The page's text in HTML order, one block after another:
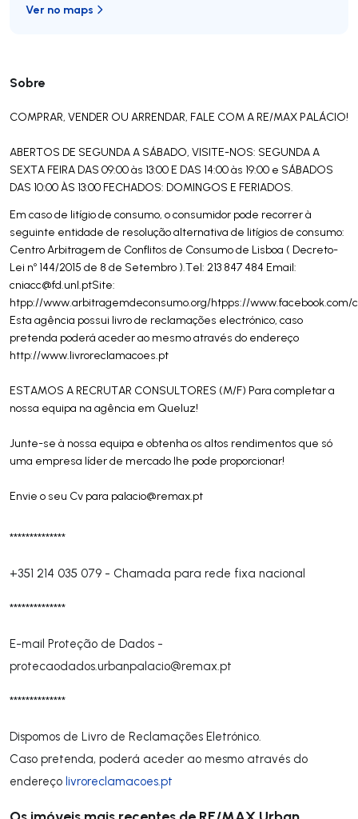
Sobre
COMPRAR, VENDER OU ARRENDAR, FALE COM A RE/MAX PALÁCIO!
ABERTOS DE SEGUNDA A SÁBADO, VISITE-NOS: SEGUNDA A
SEXTA FEIRA DAS 09:00 às 13:00 E DAS 14:00 às 19:00 e SÁBADOS
DAS 10:00 ÀS 13:00 FECHADOS: DOMINGOS E FERIADOS.
Em caso de litígio de consumo, o consumidor pode recorrer à
seguinte entidade de resolução alternativa de litígios de consumo:
Centro Arbitragem de Conflitos de Consumo de Lisboa ( Decreto-
Lei nº 144/2015 de 8 de Setembro ).Tel: 213 847 484 Email:
cniacc@fd.unl.ptSite:
htpp://www.arbitragemdeconsumo.org/htpps://www.facebook.com/
Esta agência possui livro de reclamações electrónico, caso
pretenda poderá aceder ao mesmo através do endereço
http://www.livroreclamacoes.pt
ESTAMOS A RECRUTAR CONSULTORES (M/F) Para completar a
nossa equipa na agência em Queluz!
Junte-se à nossa equipa e obtenha os altos rendimentos que só
uma empresa líder de mercado lhe pode proporcionar!
Envie o seu Cv para palacio@remax.pt
**************
+351 214 035 079 - Chamada para rede fixa nacional
**************
E-mail Proteção de Dados -
protecaodados.urbanpalacio@remax.pt
**************
Dispomos de Livro de Reclamações Eletrónico.
Caso pretenda, poderá aceder ao mesmo através do
endereço livroreclamacoes.pt
Ver no maps